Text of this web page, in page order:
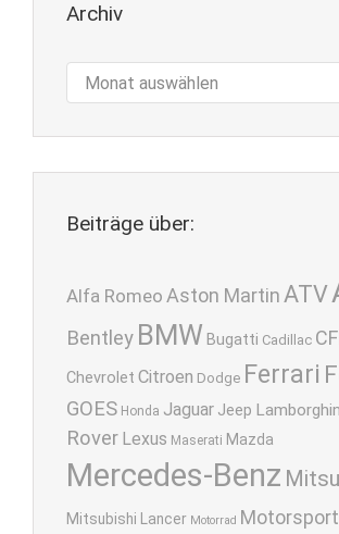
Archiv
Beiträge über:
Alfa Romeo Aston MartinATV
Bentley BMW Bugatti Cadillac
Chevrolet Citroen Dodge Ferrari
GOES Honda Jaguar Jeep
Rover Lexus Maserati Mazda
Mercedes-Benz
Mitsubishi Lancer Motorrad Motorsport